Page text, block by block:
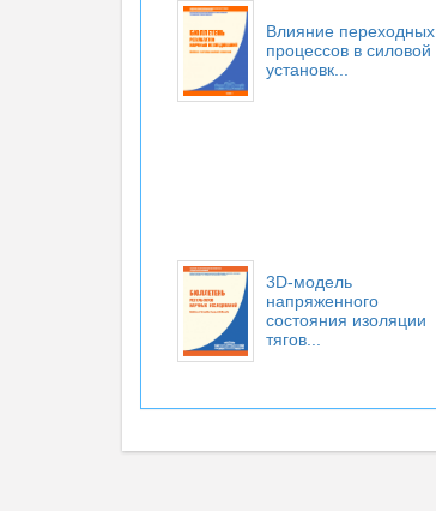
Влияние переходных
процессов в силовой
установк...
3D-модель
напряженного
состояния изоляции
тягов...